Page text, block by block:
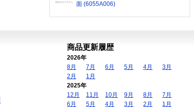
面 (6055A006)
商品更新履歴
2026年
8月
7月 6月 5月 4月
3月
2月
1月
2025年
12月
11月 10月 9月 8月
7月
6月
5月 4月 3月 2月
1月